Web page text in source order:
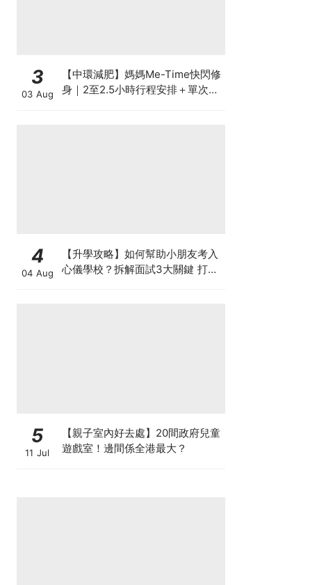
3
03 Aug
【中環減肥】媽媽Me-Time快閃修
身｜2至2.5小時行程安排＋單次收
4
04 Aug
【升學攻略】如何幫助小朋友考入
心儀學校？拆解面試3大關鍵 打好
5
11 Jul
【親子室內好去處】20間政府兒童
遊戲室！邊間係全港最大？